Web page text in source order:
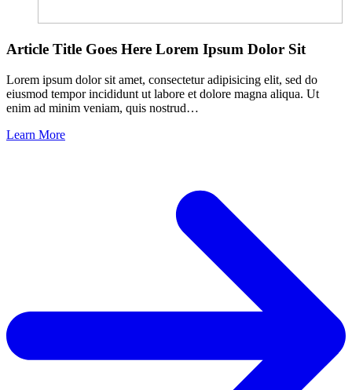
Article Title Goes Here Lorem Ipsum Dolor Sit
Lorem ipsum dolor sit amet, consectetur adipisicing elit, sed do
eiusmod tempor incididunt ut labore et dolore magna aliqua. Ut
enim ad minim veniam, quis nostrud…
Learn More